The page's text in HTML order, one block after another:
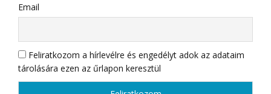
Email
Feliratkozom a hírlevélre és engedélyt adok az adataim
tárolására ezen az űrlapon keresztül